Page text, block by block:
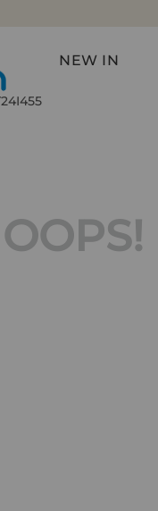
NEW IN
OOPS!